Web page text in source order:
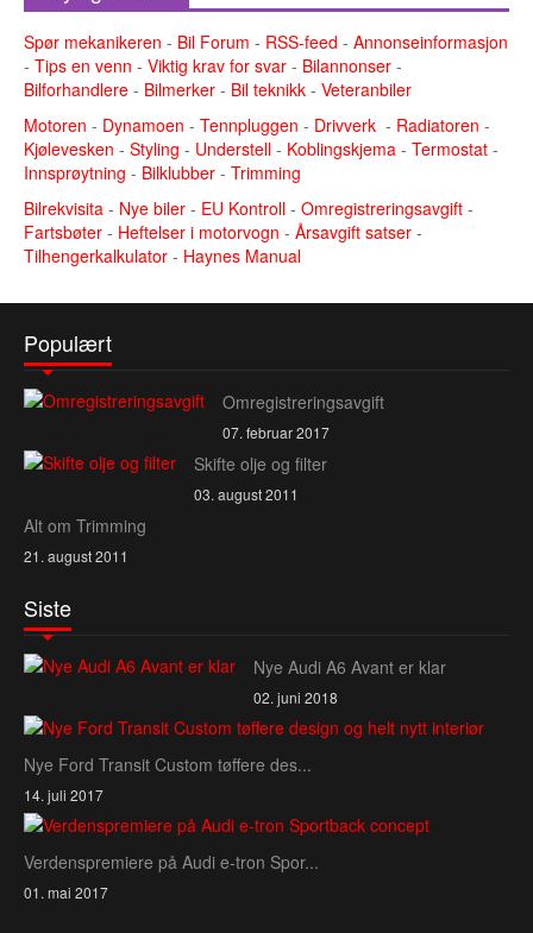
Spør mekanikeren - Bil Forum - RSS-feed - Annonseinformasjon
- Tips en venn - Viktig krav for svar - Bilannonser -
Bilforhandlere - Bilmerker - Bil teknikk - Veteranbiler
Motoren - Dynamoen - Tennpluggen - Drivverk - Radiatoren -
Kjølevesken - Styling - Understell - Koblingskjema - Termostat -
Innsprøytning - Bilklubber - Trimming
Bilrekvisita - Nye biler - EU Kontroll - Omregistreringsavgift -
Fartsbøter - Heftelser i motorvogn - Årsavgift satser -
Tilhengerkalkulator - Haynes Manual
Populært
Omregistreringsavgift
07. februar 2017
Skifte olje og filter
03. august 2011
Alt om Trimming
21. august 2011
Siste
Nye Audi A6 Avant er klar
02. juni 2018
Nye Ford Transit Custom tøffere des...
14. juli 2017
Verdenspremiere på Audi e‑tron Spor...
01. mai 2017